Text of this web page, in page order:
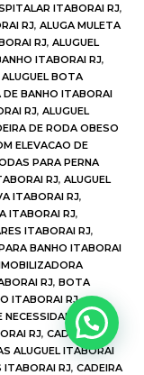
ITABORAI RJ,
RJ, ALUGA MULETA
RJ, ALUGUEL
ITABORAI RJ,
ALUGUEL BOTA
DE BANHO ITABORAI
RJ, ALUGUEL
DE RODA OBESO
ELEVACAO DE
PARA PERNA
RJ, ALUGUEL
ITABORAI RJ,
ITABORAI RJ,
ITABORAI RJ,
BANHO ITABORAI
RJ, BOTA
ITABORAI RJ,
NECESSIDADES
RJ, CADEIRA DE
ALUGUEL ITABORAI
ITABORAI RJ, CADEIRA